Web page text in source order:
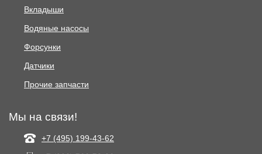
Вкладыши
Водяные насосы
Форсунки
Датчики
Прочие запчасти
Мы на связи!
+7 (495) 199-43-62